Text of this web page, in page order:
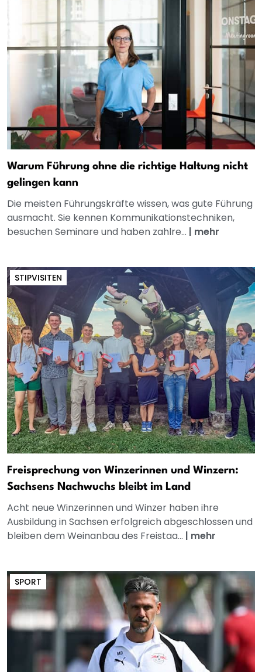
Warum Führung ohne die richtige Haltung nicht
gelingen kann
Die meisten Führungskräfte wissen, was gute Führung
ausmacht. Sie kennen Kommunikationstechniken,
besuchen Seminare und haben zahlre... | mehr
STIPVISITEN
Freisprechung von Winzerinnen und Winzern:
Sachsens Nachwuchs bleibt im Land
Acht neue Winzerinnen und Winzer haben ihre
Ausbildung in Sachsen erfolgreich abgeschlossen und
bleiben dem Weinanbau des Freistaa... | mehr
SPORT